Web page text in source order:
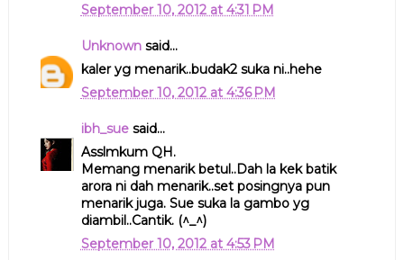
September 10, 2012 at 4:31 PM
Unknownsaid...
kaler yg menarik..budak2 suka ni..hehe
September 10, 2012 at 4:36 PM
ibh_suesaid...
Asslmkum QH.
Memang menarik betul..Dah la kek batik
arora ni dah menarik..set posingnya pun
menarik juga. Sue suka la gambo yg
diambil..Cantik. (^_^)
September 10, 2012 at 4:53 PM